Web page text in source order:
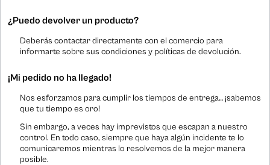
¿Puedo devolver un producto?
Deberás contactar directamente con el comercio para
informarte sobre sus condiciones y políticas de devolución.
¡Mi pedido no ha llegado!
Nos esforzamos para cumplir los tiempos de entrega… ¡sabemos
que tu tiempo es oro!
Sin embargo, a veces hay imprevistos que escapan a nuestro
control. En todo caso, siempre que haya algún incidente te lo
comunicaremos mientras lo resolvemos de la mejor manera
posible.